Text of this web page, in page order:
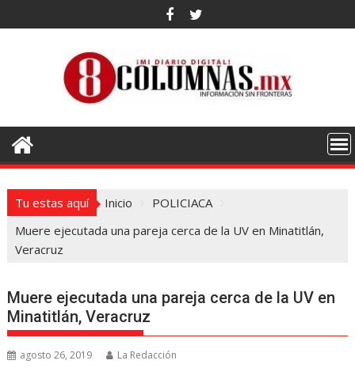
al
Tu estas aquí Inicio
POLICIACA
Muere ejecutada una pareja cerca de la UV en Minatitlán,
Veracruz
Muere ejecutada una pareja cerca de la UV en
Minatitlán, Veracruz
agosto 26, 2019 La Redacción